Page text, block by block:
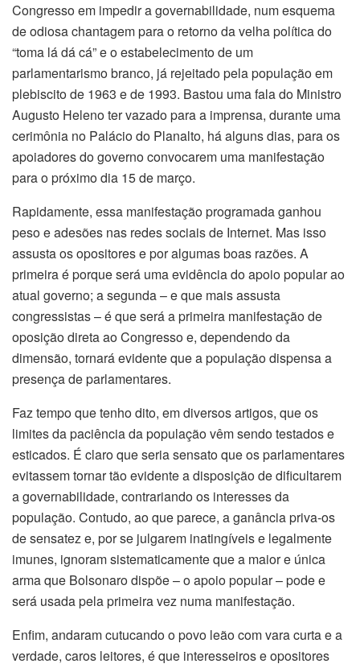
Congresso em impedir a governabilidade, num esquema
de odiosa chantagem para o retorno da velha política do
“toma lá dá cá” e o estabelecimento de um
parlamentarismo branco, já rejeitado pela população em
plebiscito de 1963 e de 1993. Bastou uma fala do Ministro
Augusto Heleno ter vazado para a imprensa, durante uma
cerimônia no Palácio do Planalto, há alguns dias, para os
apoiadores do governo convocarem uma manifestação
para o próximo dia 15 de março.
Rapidamente, essa manifestação programada ganhou
peso e adesões nas redes sociais de Internet. Mas isso
assusta os opositores e por algumas boas razões. A
primeira é porque será uma evidência do apoio popular ao
atual governo; a segunda – e que mais assusta
congressistas – é que será a primeira manifestação de
oposição direta ao Congresso e, dependendo da
dimensão, tornará evidente que a população dispensa a
presença de parlamentares.
Faz tempo que tenho dito, em diversos artigos, que os
limites da paciência da população vêm sendo testados e
esticados. É claro que seria sensato que os parlamentares
evitassem tornar tão evidente a disposição de dificultarem
a governabilidade, contrariando os interesses da
população. Contudo, ao que parece, a ganância priva-os
de sensatez e, por se julgarem inatingíveis e legalmente
imunes, ignoram sistematicamente que a maior e única
arma que Bolsonaro dispõe – o apoio popular – pode e
será usada pela primeira vez numa manifestação.
Enfim, andaram cutucando o povo leão com vara curta e a
verdade, caros leitores, é que interesseiros e opositores